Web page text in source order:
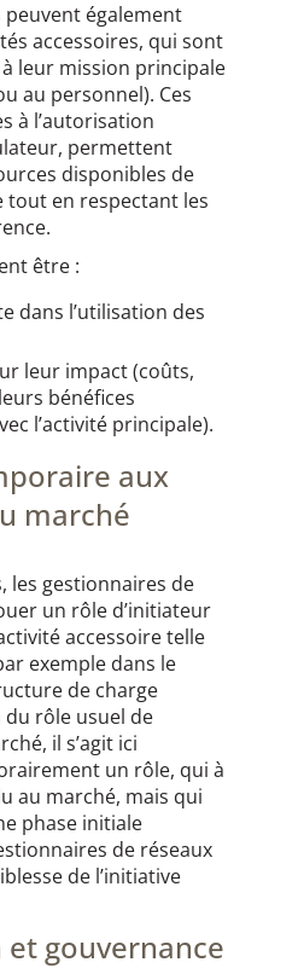
peuvent également
accessoires, qui sont
leur mission principale
au personnel). Ces
à l’autorisation
permettent
disponibles de
tout en respectant les
être :
dans l’utilisation des
leur impact (coûts,
bénéfices
l’activité principale).
aux
marché
les gestionnaires de
un rôle d’initiateur
accessoire telle
exemple dans le
de charge
du rôle usuel de
il s’agit ici
un rôle, qui à
au marché, mais qui
phase initiale
de réseaux
de l’initiative
et gouvernance